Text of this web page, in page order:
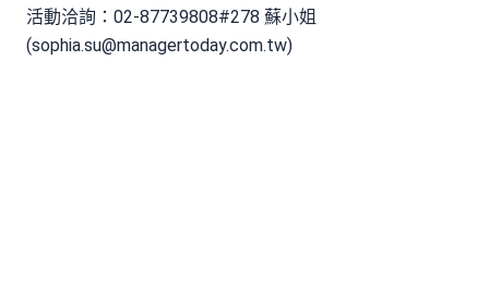
活動洽詢：02-87739808#278 蘇小姐
(sophia.su@managertoday.com.tw)